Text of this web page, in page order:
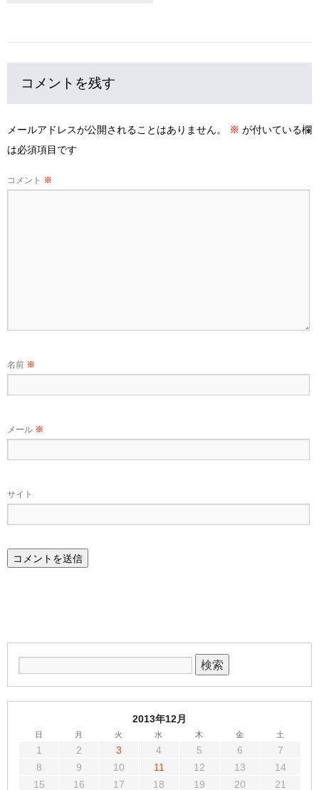
コメントを残す
メールアドレスが公開されることはありません。 ※ が付いている欄
は必須項目です
コメント ※
名前 ※
メール ※
サイト
2013年12月
日 月 火 水 木 金 土
1 2 3 4 5 6
7
8
9 10 11 12 13
14
15
16 17 18 19 20
21